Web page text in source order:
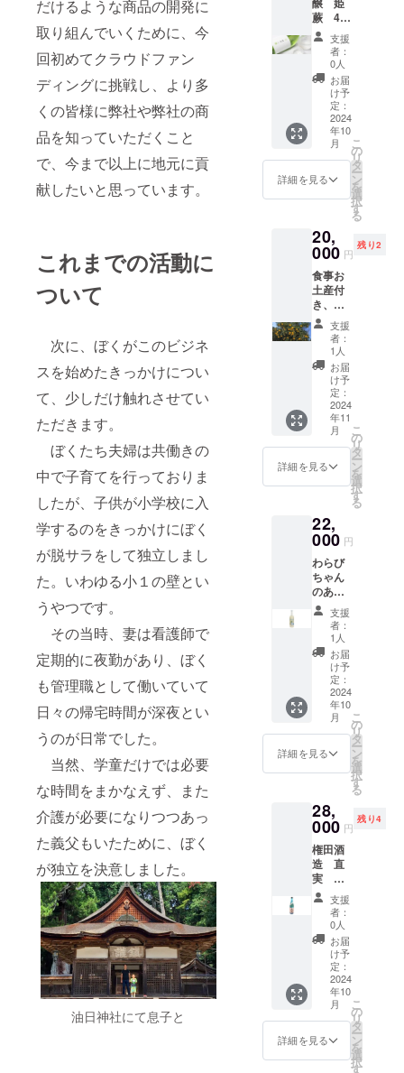
だけるような商品の開発に
取り組んでいくために、今
回初めてクラウドファン
ディングに挑戦し、より多
くの皆様に弊社や弊社の商
品を知っていただくこと
で、今まで以上に地元に貢
献したいと思っています。
これまでの活動に
ついて
次に、ぼくがこのビジネ
スを始めたきっかけについ
て、少しだけ触れさせてい
ただきます。
ぼくたち夫婦は共働きの
中で子育てを行っておりま
したが、子供が小学校に入
学するのをきっかけにぼく
が脱サラをして独立しまし
た。いわゆる小１の壁とい
うやつです。
その当時、妻は看護師で
定期的に夜勤があり、ぼく
も管理職として働いていて
日々の帰宅時間が深夜とい
うのが日常でした。
当然、学童だけでは必要
な時間をまかなえず、また
介護が必要になりつつあっ
た義父もいたために、ぼく
が独立を決意しました。
油日神社にて息子と
整中で
す。 リ
ターン
用のオ
リジナ
ルデザ
インの
ものを
ご用意
致しま
60ｘ60
㎜の丸
定して
います
が、変
更の可
能性も
ござい
ます。
予めご
了承く
ださ
い。
湿の場
所を避
けて保
存して
くださ
い。
（国
産）・
玄米
（国
産）・
抹茶
（国
産） 内
容量：
60ｇ 賞
味期
限：90
日以上
存方
法：直
光・高
温・多
湿の場
所を避
けて保
存して
くださ
い。
まけに
ついて
埼玉県
産 狭
山茶
宇治抹
茶入り
玄米茶
aburabi
オリジ
ナルブ
レン
ド 60
玄米茶
原材料
名：
（国
産）・
玄米
（国
産）・
抹茶
（国
産） 内
容量：
60ｇ 賞
味期
限：90
日以上
の期間
法：直
射日
温・多
湿の場
所を避
けて保
存して
くださ
い。
インの
ものを
ご用意
致しま
す。 サ
イズは
60ｘ60
㎜の丸
型を想
定して
います
が、変
更の可
能性も
ます。
予めご
了承く
ださ
い。 お
まけに
ついて
埼玉県
産 狭
山茶
宇治抹
茶入り
玄米茶
aburabi
オリジ
ナルブ
レン
茶入り
玄米茶
原材料
名：
（国
産）・
玄米
（国
産）・
抹茶
（国
産） 内
容量：
60ｇ 賞
味期
限：90
日以上
存方
法：直
光・高
温・多
湿の場
所を避
けて保
存して
くださ
い。
す。 掲
載方
法：文
字の
み、
ニック
ネー
ム、イ
ニシャ
ルな
ど。 注
意事
項：ご
支援に
必ず備
考欄に
掲載を
希望さ
れるお
名前を
ご記入
くださ
い。 掲
載を希
望され
ない場
合に
は、
「掲載
希望な
し」と
ご記載
くださ
シール
につい
て 現在
デザイ
ンは調
整中で
す。 リ
ターン
用のオ
リジナ
ルデザ
インの
ものを
ご用意
致しま
す。 サ
イズは
定して
います
が、変
更の可
能性も
ござい
ます。
予めご
了承く
ださ
い。
法：直
射日光
や高温
多湿避
けて保
存 賞味
期限：
商品発
送時点
で90日
以上の
ものを
お届け
いたし
原産国:
日本 原
材料
名：米
こうじ
（国内
製
造）、
米（埼
玉県
産） わ
らび
ちゃん
のあま
ざけ
ゆず 名
称：あ
まざけ
内容
770ｇ
保存方
法：直
射日光
や高温
多湿避
けて保
存 賞味
期限：
商品発
送時点
で90日
以上の
ものを
お届け
いたし
ます。
原産国:
日本 原
名：米
こうじ
（国内
製
造）、
米（埼
玉県
産）、
ゆず果
汁 弊社
ホーム
ページ
へのお
名前掲
載につ
いて 掲
載期
や高温
多湿避
け常温
保存 賞
味期
限：商
品発送
時点で
180日以
上のも
たしま
す。 原
本 ※1歳
未満の
お子様
には食
べさせ
ないよ
うにご
注意く
ださ
い。 弊
社ホー
ムペー
ジへの
お名前
掲載に
ついて
掲載期
間：
2025年
5年間掲
載しま
す。 掲
載を希
望しな
い場
合、掲
載の中
止をご
希望の
場合に
はお知
らせく
ださ
い。
ホーム
ページ
のレイ
アウト
によ
り、掲
載場所
や配置
等が変
更にな
る可能
性がご
ざいま
す。 掲
載方
法：文
字の
み、
ニック
ネー
ム、イ
ニシャ
ルな
謝の気
持ちや
お祝い
のメッ
セージ
などに
いかが
でしょ
うか。
一人で
飲むと
誰を思
い浮か
感じる
か苦く
感じる
か。
330ml
ボトル6
本ひと
箱での
お届け
になり
ます。
あなた
に会え
て 品
内容
量：
原材料
名：大
麦麦芽
（ドイ
ツ製
造）、
ホップ
アル
コール
分：5％
弊社
ホーム
ページ
へのお
名前掲
載につ
いて 掲
載期
間：
1月から
5年間掲
載しま
す。 掲
載を希
望しな
い場
合、掲
載の中
止をご
希望の
場合に
はお知
らせく
ださ
い。
ホーム
ページ
のレイ
あまざ
けで
す。 ノ
ンアル
コール
のた
め、お
子様か
らお年
寄りま
でお楽
ただけ
ます。
然な甘
さをご
堪能い
ただけ
ます。
暑かっ
たり体
調不良
などで
食欲が
ない場
合に、
手軽に
補給で
きま
らび
ちゃん
プレー
ン/ゆず
「原材
料及び
添加物
等の食
品表示
はお届
け商品
のラベ
ルに表
記され
ます。
商品開
お届け
のリ
に貼付
された
ラベル
や注意
書きを
ご確認
くださ
い。」
山羊と
育てた
赤米の
あまざ
け 名
称：あ
まざけ
内容
量：770
ｇ 保存
方法：
オリジ
ナルブ
レン
ド 60
ｇ）。
見沼田
んぼの
自然の
なかで
育っ
た、そ
の時期
のお花
す。 お
花が咲
が移り
変わる
ので、
蜜の色
や香り
や味わ
いがそ
の時々
で変
わって
きま
す。 こ
は、ご
支援の
産の具
合で発
送時期
が前後
する場
合がご
ざいま
す。 見
沼田ん
ぼから
のおく
りもの
aburabi
はちみ
つ 名
ちみつ
原材料
内容
量：
1200ｇ
ボトル
+300ｇ
チュー
ブ 保存
方法：
直射日
光や高
温多湿
避け常
温保存
賞味期
時点で
180日以
弊社
ホーム
ページ
へのお
名前掲
載。
※20歳未
満の者
による
飲酒は
法令で
禁止さ
れてい
はこの
リター
ンを選
択でき
ませ
ん。 熊
谷の銘
酒「直
実 特
別本醸
造 あ
ぶらび
オリジ
ナルブ
ルーボ
トル
720ml
社が権
田酒造
お願い
して製
造して
もらっ
ている
オリジ
ナル
バー
ジョン
です。
現在、
ブルー
の直実
はこち
では入
手でき
ない商
品で
す。 原
料米は
埼玉県
産のさ
け武
蔵、
ちょっ
と甘口
のお酒
です。
直実
醸造 品
目：清
蕨 4合
瓶
720ml 6
本セッ
ト 送
料込
み お
よび
オリジ
ナル
シー
ル・お
礼状・
弊社
ページ
へのお
名前掲
載。
※20歳未
満の者
による
飲酒は
法令で
禁止さ
れてい
ます。
20歳未
満の方
はこの
リター
ンを選
玉県蕨
市の女
性にモ
ニタリ
ングし
ながら
選定し
たお酒
です。
食事に
合わせ
やす
い、
ちょっ
と辛口
のお酒
で、冷
した純
米吟醸
す。 全
国観光
土産品
連盟会
長賞を
受賞し
ていま
す。 蕨
市は酒
米に適
した田
んぼや
無いた
め、行
支援
者：
0人
お届
け予
定：
2024
年10
月
詳細を見る
こ
の
リ
タ
ー
ン
を
選
択
す
る
20,
000 円
残り2
食事お
土産付
き、蕨
産ゆず
収穫体
験と蕨
産ゆず
を使っ
た食事
会「第3
回 蕨
のゆず
を楽し
も
う！」
ペア優
加。 弊
社オリ
ジナル
商品の
お土産
が付き
ます。
オリジ
ナル
シー
ル・お
礼状・
弊社
ホーム
ページ
へのお
名前掲
量並び
に収穫
時期が
安定し
ないた
め、11
月頃の
日程の
ご案内
になり
ます。
柚子の
不作や
天候な
どによ
り収穫
体験が
支援
者：
1人
お届
け予
定：
2024
年11
月
詳細を見る
こ
の
リ
タ
ー
ン
を
選
択
す
る
22,
000 円
わらび
ちゃん
のあま
ざけぷ
れーん/
ゆず
770ｇボ
トル
各6本
セッ
ト 送
料込
み お
よび
オリジ
ナル
ル・お
礼状・
弊社
ホーム
ページ
へのお
名前掲
載。 ※
ホーム
ページ
へのお
名前掲
載を匿
名にし
たい場
合や希
望しな
支援
者：
1人
お届
け予
定：
2024
年10
月
詳細を見る
こ
の
リ
タ
ー
ン
を
選
択
す
る
28,
000 円
残り4
権田酒
造 直
実 特
別本醸
造 あ
ぶらび
オリジ
ナル
ブルー
ボト
ル
720ml
12
本 送
料込
み お
支援
者：
0人
お届
け予
定：
2024
年10
月
詳細を見る
こ
の
リ
タ
ー
ン
を
選
択
す